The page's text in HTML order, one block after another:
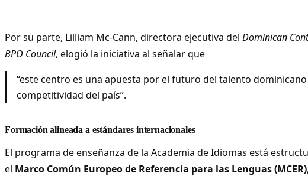
Por su parte, Lilliam Mc-Cann, directora ejecutiva del Dominican
BPO Council, elogió la iniciativa al señalar que
“este centro es una apuesta por el futuro del talento dominicano
competitividad del país”.
Formación alineada a estándares internacionales
El programa de enseñanza de la Academia de Idiomas está
el Marco Común Europeo de Referencia para las Lenguas (MCER)